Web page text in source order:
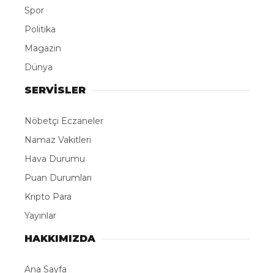
Spor
Politika
Magazin
Dünya
SERVİSLER
Nöbetçi Eczaneler
Namaz Vakitleri
Hava Durumu
Puan Durumları
Kripto Para
Yayınlar
HAKKIMIZDA
Ana Sayfa